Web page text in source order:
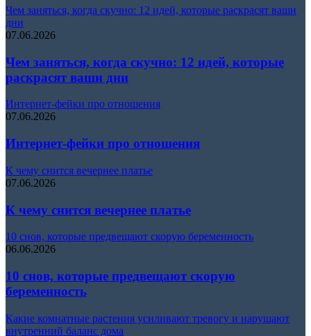
Чем заняться, когда скучно: 12 идей, которые раскрасят ваши
дни
07.06.2026
Чем заняться, когда скучно: 12 идей, которые
раскрасят ваши дни
Интернет-фейки про отношения
07.06.2026
Интернет-фейки про отношения
К чему снится вечернее платье
07.06.2026
К чему снится вечернее платье
10 снов, которые предвещают скорую беременность
06.06.2026
10 снов, которые предвещают скорую
беременность
Какие комнатные растения усиливают тревогу и нарушают
внутренний баланс дома